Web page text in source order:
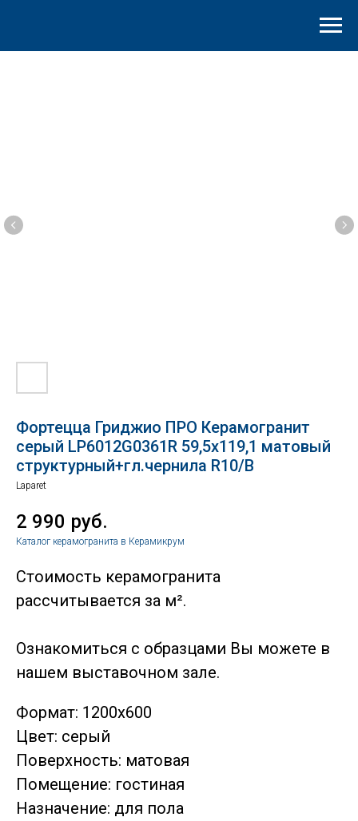
Фортецца Гриджио ПРО Керамогранит
серый LP6012G0361R 59,5х119,1 матовый
структурный+гл.чернила R10/B
Laparet
2 990 руб.
Каталог керамогранита в Керамикрум
Стоимость керамогранита
рассчитывается за м².
Ознакомиться с образцами Вы можете в
нашем выставочном зале.
Формат: 1200х600
Цвет: серый
Поверхность: матовая
Помещение: гостиная
Назначение: для пола